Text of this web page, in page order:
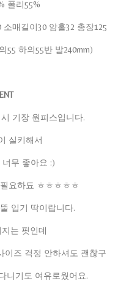
폴리55%
매길이30 암홀32 총장125
55 하의55반 발240mm)
기장 원피스입니다.
실키해서
무 좋아요 :)
요하됴 ㅎㅎㅎㅎㅎ
입기 딱이랍니다.
는 핏인데
이즈 걱정 안하셔도 괜찮구
니기도 여유로웠어요.